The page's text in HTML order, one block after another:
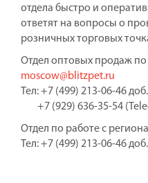
отдела быстро и
ответят на вопросы о
розничных торговых
Отдел оптовых продаж
moscow@blitzpet.ru
Тел: +7 (499) 213-06-46
+7 (929) 636-35-54
Отдел по работе с
Тел: +7 (499) 213-06-46